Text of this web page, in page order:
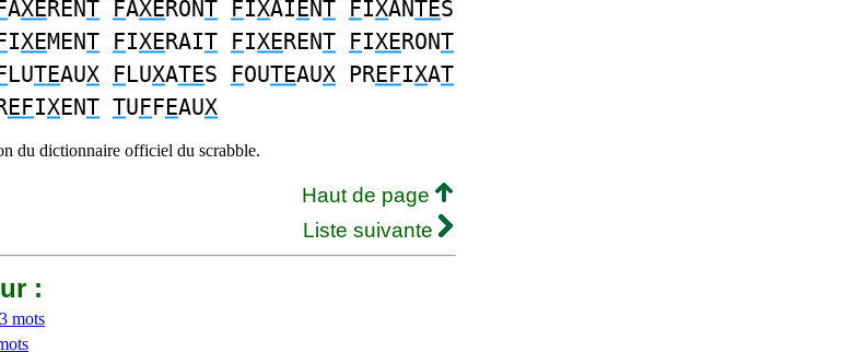
AXERENT FAXERONT FIXAIENT FIXANTES
IXEMENT FIXERAIT FIXERENT FIXERONT
LUTEAUX FLUXATES FOUTEAUX PREFIXAT
EFIXENT TUFFEAUX
du dictionnaire officiel du scrabble.
Haut de page
Liste suivante
:
mots